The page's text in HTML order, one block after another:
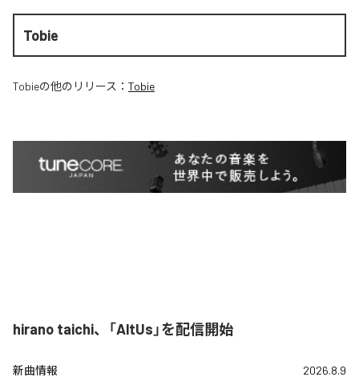
Tobie
Tobieの他のリリース： Tobie
hirano taichi、「AltUs」を配信開始
新曲情報 2026.8.9